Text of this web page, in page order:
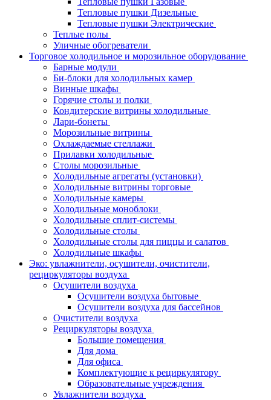
Тепловые пушки Дизельные
Тепловые пушки Электрические
Теплые полы
Уличные обогреватели
Торговое холодильное и морозильное оборудование
Барные модули
Би-блоки для холодильных камер
Винные шкафы
Горячие столы и полки
Кондитерские витрины холодильные
Лари-бонеты
Морозильные витрины
Охлаждаемые стеллажи
Прилавки холодильные
Столы морозильные
Холодильные агрегаты (установки)
Холодильные витрины торговые
Холодильные камеры
Холодильные моноблоки
Холодильные сплит-системы
Холодильные столы
Холодильные столы для пиццы и салатов
Холодильные шкафы
Эко: увлажнители, осушители, очистители,
рециркуляторы воздуха
Осушители воздуха
Осушители воздуха бытовые
Осушители воздуха для бассейнов
Очистители воздуха
Рециркуляторы воздуха
Большие помещения
Для дома
Для офиса
Комплектующие к рециркулятору
Образовательные учреждения
Увлажнители воздуха